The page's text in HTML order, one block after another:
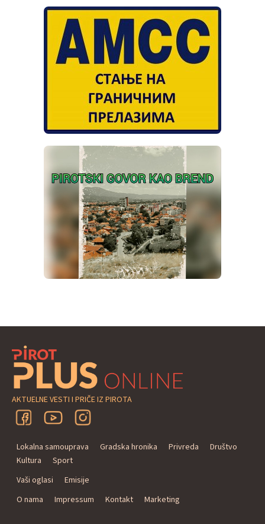
AKTUELNE VESTI I PRIČE IZ PIROTA
Lokalna samouprava Gradska hronika Privreda
Društvo
Kultura
Sport
Vaši oglasi
Emisije
O nama
Impressum Kontakt Marketing